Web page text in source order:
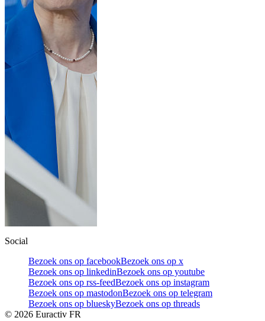
Social
Bezoek ons op facebookBezoek ons op x
Bezoek ons op linkedinBezoek ons op youtube
Bezoek ons op rss-feedBezoek ons op instagram
Bezoek ons op mastodonBezoek ons op telegram
Bezoek ons op blueskyBezoek ons op threads
© 2026 Euractiv FR